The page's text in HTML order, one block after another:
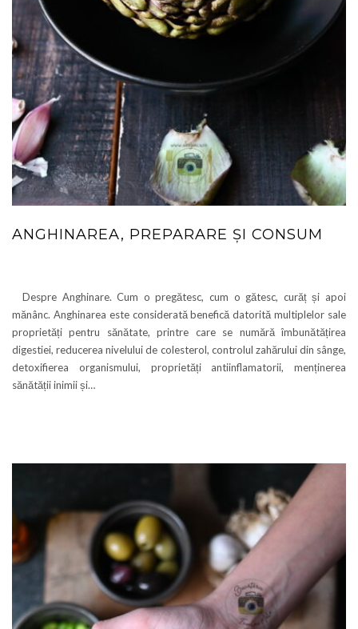
ANGHINAREA, PREPARARE ȘI CONSUM
Despre Anghinare. Cum o pregătesc, cum o gătesc, curăț și apoi
mănânc. Anghinarea este considerată benefică datorită multiplelor sale
proprietăți pentru sănătate, printre care se numără îmbunătățirea
digestiei, reducerea nivelului de colesterol, controlul zahărului din sânge,
detoxifierea organismului, proprietăți antiinflamatorii, menținerea
sănătății inimii și…